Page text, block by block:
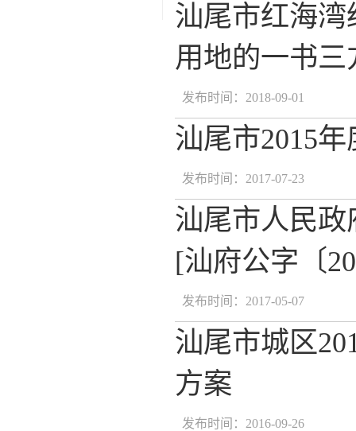
汕尾市红海湾
用地的一书三
发布时间：2018-09-01
汕尾市2015
发布时间：2017-07-23
汕尾市人民
[汕府公字〔
发布时间：2017-05-07
汕尾市城区
方案
发布时间：2016-09-26